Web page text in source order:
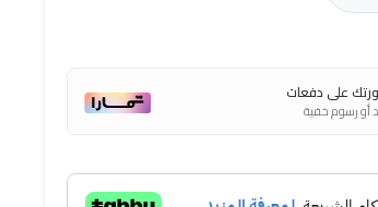
على دفعات
أو رسوم خفية